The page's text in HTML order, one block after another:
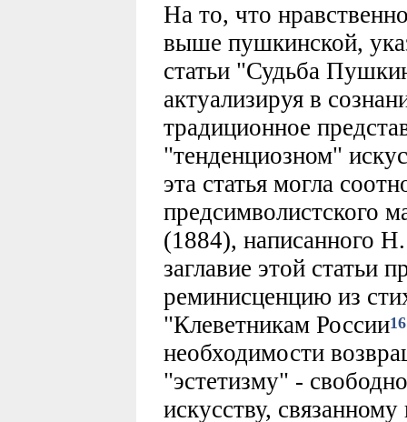
На то, что
выше пушкинской,
статьи "Судьба
актуализируя в
традиционное
"тенденциозном"
эта статья могла
предсимволистского
(1884), написанного
заглавие этой статьи
реминисценцию из
"Клеветникам России16
необходимости
"эстетизму" -
искусству,